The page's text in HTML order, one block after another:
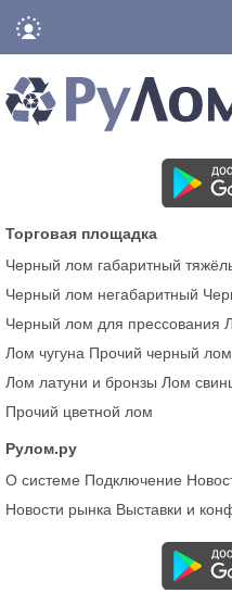
Торговая площадка
Черный лом габаритный
Черный лом негабаритный
Черный лом для прессования
Лом чугуна Прочий черный лом
Лом латуни и бронзы Лом
Прочий цветной лом
Рулом.ру
О системе Подключение
Новости рынка Выставки и